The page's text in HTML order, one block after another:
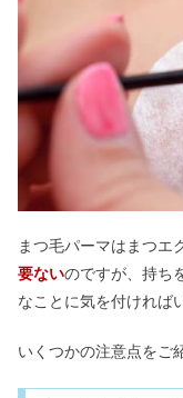
まつ毛パーマはまつエ
要ないのですが、持ち
なことに気を付ければ
いくつかの注意点をご